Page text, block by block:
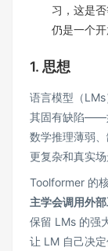
习，这是
仍是一个开
1. 思想
语言模型（
其固有缺陷——
数学推理薄弱
更复杂和真实场
Toolformer 的
主学会调用外
保留 LMs 的强
让 LM 自己决